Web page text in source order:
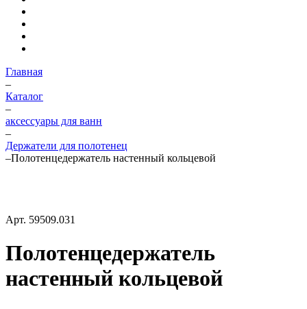
Главная
–
Каталог
–
аксессуары для ванн
–
Держатели для полотенец
–Полотенцедержатель настенный кольцевой
Арт. 59509.031
Полотенцедержатель
настенный кольцевой